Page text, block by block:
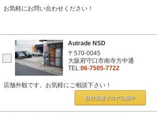
お気軽にお問い合わせください！
Autrade NSD
〒570-0045
大阪府守口市南寺方中通
TEL:06-7505-7722
店舗外観です。お気軽にご相談下さい！
取付実績ブログ公開中